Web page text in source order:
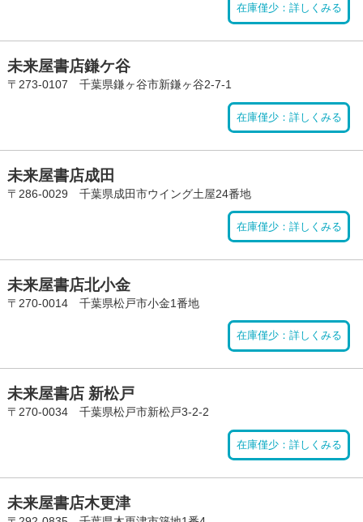
在庫僅少：詳しくみる
未来屋書店鎌ケ谷
〒273-0107 千葉県鎌ヶ谷市新鎌ヶ谷2-7-1
在庫僅少：詳しくみる
未来屋書店成田
〒286-0029 千葉県成田市ウイング土屋24番地
在庫僅少：詳しくみる
未来屋書店北小金
〒270-0014 千葉県松戸市小金1番地
在庫僅少：詳しくみる
未来屋書店 新松戸
〒270-0034 千葉県松戸市新松戸3-2-2
在庫僅少：詳しくみる
未来屋書店木更津